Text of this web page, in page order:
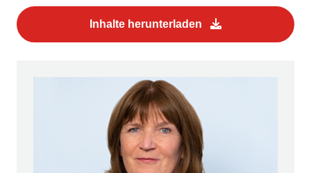
Inhalte herunterladen